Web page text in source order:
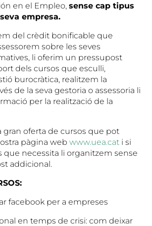
en el Empleo,sense cap tipus
empresa.
del crèdit bonificable que
sobre les seves
li oferim un pressupost
dels cursos que esculli,
burocràtica, realitzem la
de la seva gestoria o assessoria li
per la realització de la
gran oferta de cursos que pot
pàgina webwww.uea.cat i si
que necessita li organitzem sense
addicional.
facebook per a empreses
en temps de crisi: com deixar